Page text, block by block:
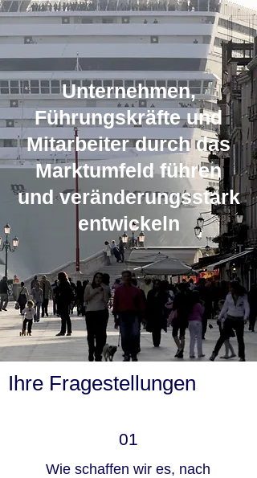
Unternehmen,
Führungskräfte und
Mitarbeiter durch das
Marktumfeld führen
und veränderungsstark
entwickeln
Ihre Fragestellungen
01
Wie schaffen wir es, nach